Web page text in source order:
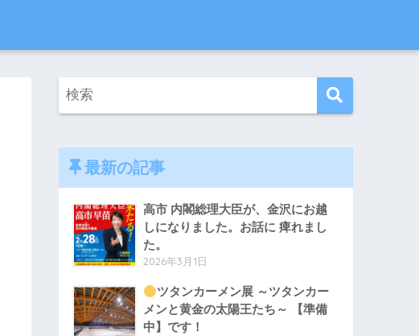
最新の記事
高市 内閣総理大臣が、金沢にお越
しになりました。お話に 痺れまし
た。
2026年3月1日
ツタンカーメン展 ～ツタンカー
メンと黄金の太陽王たち～ 【準備
中】です！